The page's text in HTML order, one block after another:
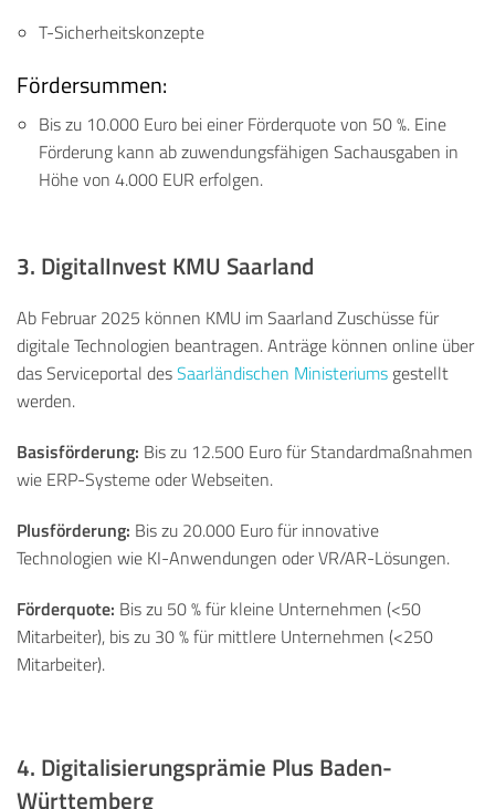
T-Sicherheitskonzepte
Fördersummen:
Bis zu 10.000 Euro bei einer Förderquote von 50 %. Eine
Förderung kann ab zuwendungsfähigen Sachausgaben in
Höhe von 4.000 EUR erfolgen.
3. DigitalInvest KMU Saarland
Ab Februar 2025 können KMU im Saarland Zuschüsse für
digitale Technologien beantragen. Anträge können online über
das Serviceportal desSaarländischen Ministeriums gestellt
werden.
Basisförderung: Bis zu 12.500 Euro für Standardmaßnahmen
wie ERP-Systeme oder Webseiten.
Plusförderung: Bis zu 20.000 Euro für innovative
Technologien wie KI-Anwendungen oder VR/AR-Lösungen.
Förderquote: Bis zu 50 % für kleine Unternehmen (<50
Mitarbeiter), bis zu 30 % für mittlere Unternehmen (<250
Mitarbeiter).
4. Digitalisierungsprämie Plus Baden-
Württemberg